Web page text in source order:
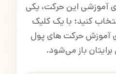
آموزشی این حرکت، یکی
کنید؛ با یک کلیک
آموزش حرکت های پول
باز می‌شود.